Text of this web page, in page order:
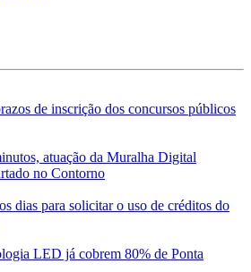
de inscrição dos concursos públicos
atuação da Muralha Digital
no Contorno
dias para solicitar o uso de créditos do
LED já cobrem 80% de Ponta